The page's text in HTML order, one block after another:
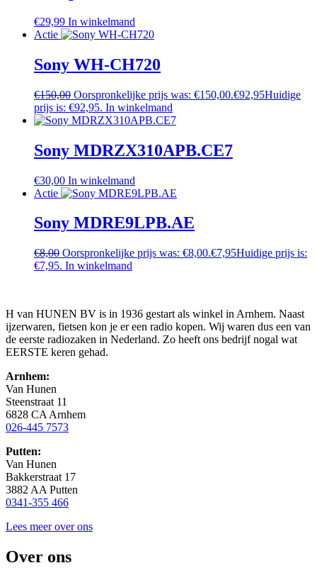
€29,99 In winkelmand
Actie
Sony WH-CH720
€150,00 Oorspronkelijke prijs was: €150,00.€92,95Huidige
prijs is: €92,95. In winkelmand
Sony MDRZX310APB.CE7
€30,00 In winkelmand
Actie
Sony MDRE9LPB.AE
€8,00 Oorspronkelijke prijs was: €8,00.€7,95Huidige prijs is:
€7,95. In winkelmand
H van HUNEN BV is in 1936 gestart als winkel in Arnhem. Naast
ijzerwaren, fietsen kon je er een radio kopen. Wij waren dus een van
de eerste radiozaken in Nederland. Zo heeft ons bedrijf nogal wat
EERSTE keren gehad.
Arnhem:
Van Hunen
Steenstraat 11
6828 CA Arnhem
026-445 7573
Putten:
Van Hunen
Bakkerstraat 17
3882 AA Putten
0341-355 466
Lees meer over ons
Over ons